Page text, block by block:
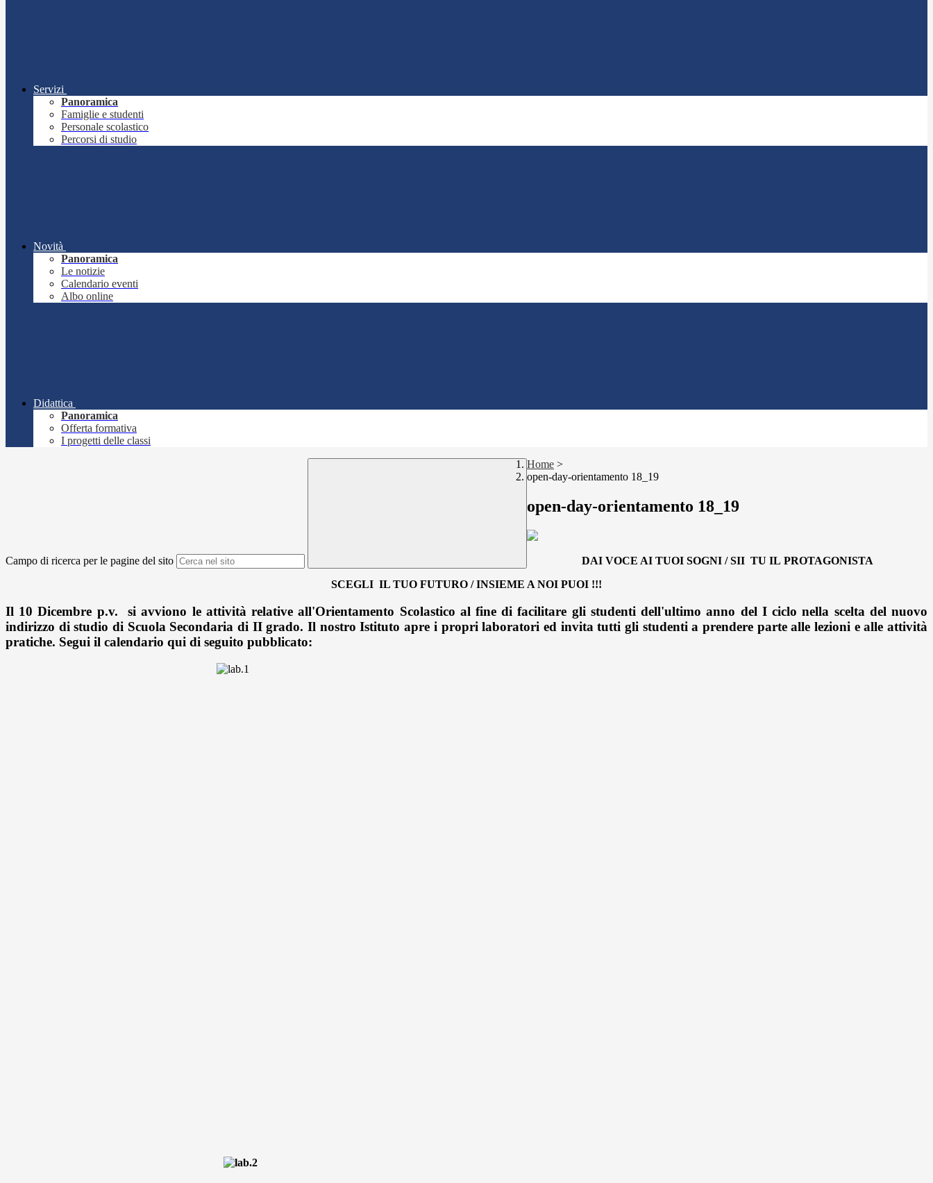
Servizi
Panoramica
Famiglie e studenti
Personale scolastico
Percorsi di studio
Novità
Panoramica
Le notizie
Calendario eventi
Albo online
Didattica
Panoramica
Offerta formativa
I progetti delle classi
Campo di ricerca per le pagine del sito
Home >
open-day-orientamento 18_19
open-day-orientamento 18_19
DAI VOCE AI TUOI SOGNI /SII TU IL PROTAGONISTA
SCEGLI IL TUO FUTURO /INSIEME A NOI PUOI !!!
Il 10 Dicembre p.v. si avviono le attività relative all'Orientamento Scolastico al fine di facilitare gli studenti dell'ultimo anno del I ciclo nella scelta del nuovo
indirizzo di studio di Scuola Secondaria di II grado. Il nostro Istituto apre i propri laboratori ed invita tutti gli studenti a prendere parte alle lezioni e alle attività
pratiche. Segui il calendario qui di seguito pubblicato: